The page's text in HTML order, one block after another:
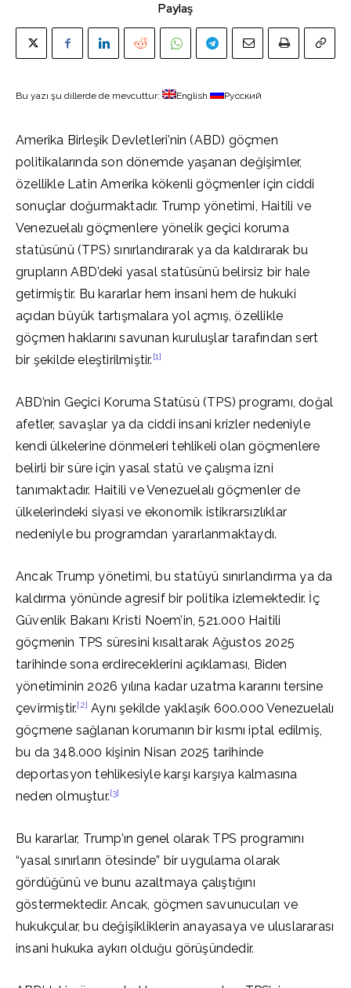
Paylaş
Bu yazı şu dillerde de mevcuttur: English Русский
Amerika Birleşik Devletleri’nin (ABD) göçmen
politikalarında son dönemde yaşanan değişimler,
özellikle Latin Amerika kökenli göçmenler için ciddi
sonuçlar doğurmaktadır. Trump yönetimi, Haitili ve
Venezuelalı göçmenlere yönelik geçici koruma
statüsünü (TPS) sınırlandırarak ya da kaldırarak bu
grupların ABD’deki yasal statüsünü belirsiz bir hale
getirmiştir. Bu kararlar hem insani hem de hukuki
açıdan büyük tartışmalara yol açmış, özellikle
göçmen haklarını savunan kuruluşlar tarafından sert
bir şekilde eleştirilmiştir. [1]
ABD’nin Geçici Koruma Statüsü (TPS) programı, doğal
afetler, savaşlar ya da ciddi insani krizler nedeniyle
kendi ülkelerine dönmeleri tehlikeli olan göçmenlere
belirli bir süre için yasal statü ve çalışma izni
tanımaktadır. Haitili ve Venezuelalı göçmenler de
ülkelerindeki siyasi ve ekonomik istikrarsızlıklar
nedeniyle bu programdan yararlanmaktaydı.
Ancak Trump yönetimi, bu statüyü sınırlandırma ya da
kaldırma yönünde agresif bir politika izlemektedir. İç
Güvenlik Bakanı Kristi Noem’in, 521.000 Haitili
göçmenin TPS süresini kısaltarak Ağustos 2025
tarihinde sona erdireceklerini açıklaması, Biden
yönetiminin 2026 yılına kadar uzatma kararını tersine
çevirmiştir.[2] Aynı şekilde yaklaşık 600.000 Venezuelalı
göçmene sağlanan korumanın bir kısmı iptal edilmiş,
bu da 348.000 kişinin Nisan 2025 tarihinde
deportasyon tehlikesiyle karşı karşıya kalmasına
neden olmuştur.[3]
Bu kararlar, Trump’ın genel olarak TPS programını
“yasal sınırların ötesinde” bir uygulama olarak
gördüğünü ve bunu azaltmaya çalıştığını
göstermektedir. Ancak, göçmen savunucuları ve
hukukçular, bu değişikliklerin anayasaya ve uluslararası
insani hukuka aykırı olduğu görüşündedir.